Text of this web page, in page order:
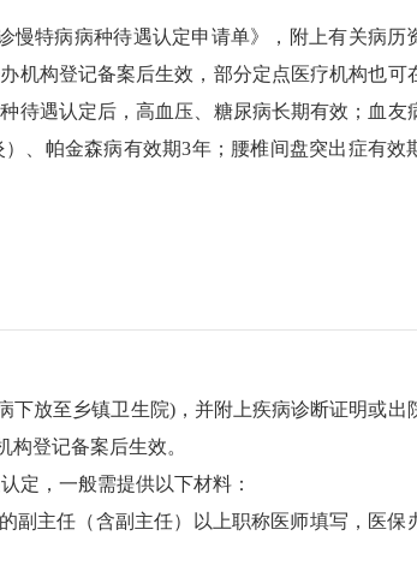
慢特病病种待遇认定申请单》，附上有关病历
机构登记备案后生效，部分定点医疗机构也可
待遇认定后，高血压、糖尿病长期有效；血友
、帕金森病有效期3年；腰椎间盘突出症有效
放至乡镇卫生院)，并附上疾病诊断证明或出
登记备案后生效。
，一般需提供以下材料：
主任（含副主任）以上职称医师填写，医保